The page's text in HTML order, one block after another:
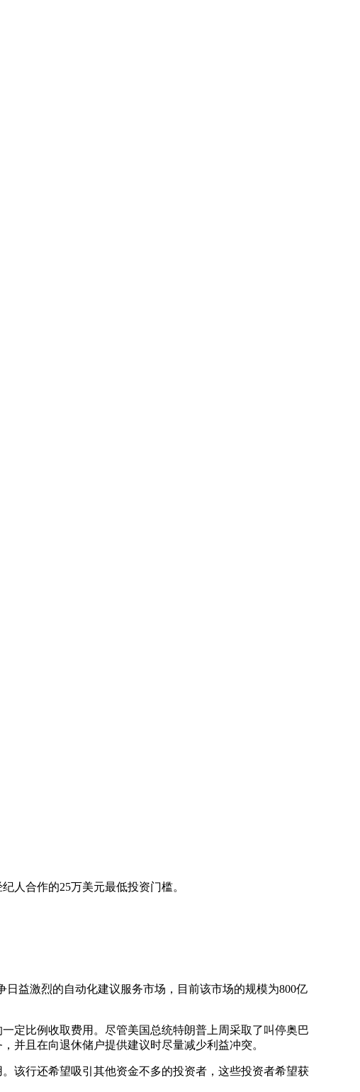
人合作的25万美元最低投资门槛。
日益激烈的自动化建议服务市场，目前该市场的规模为800亿
比例收取费用。尽管美国总统特朗普上周采取了叫停奥巴
并且在向退休储户提供建议时尽量减少利益冲突。
行还希望吸引其他资金不多的投资者，这些投资者希望获